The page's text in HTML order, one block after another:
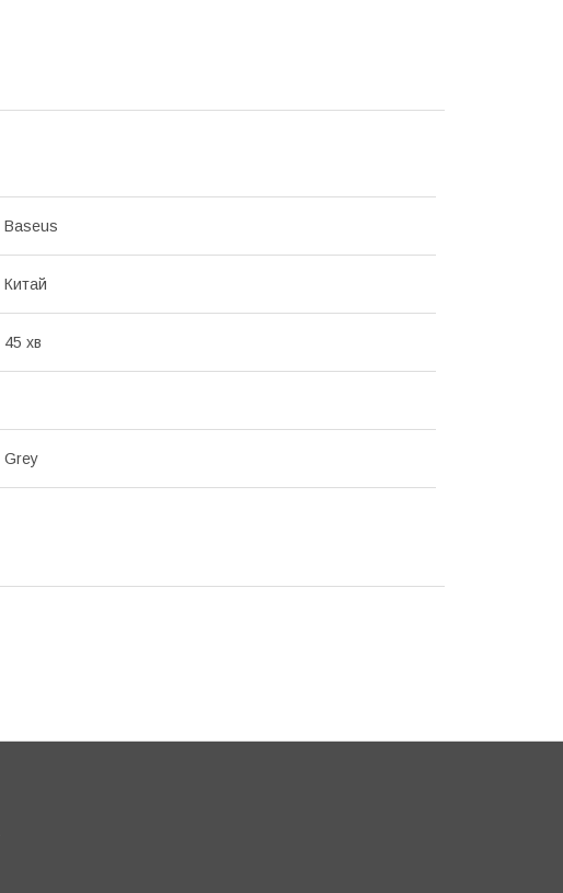
Baseus
Китай
45 хв
Grey